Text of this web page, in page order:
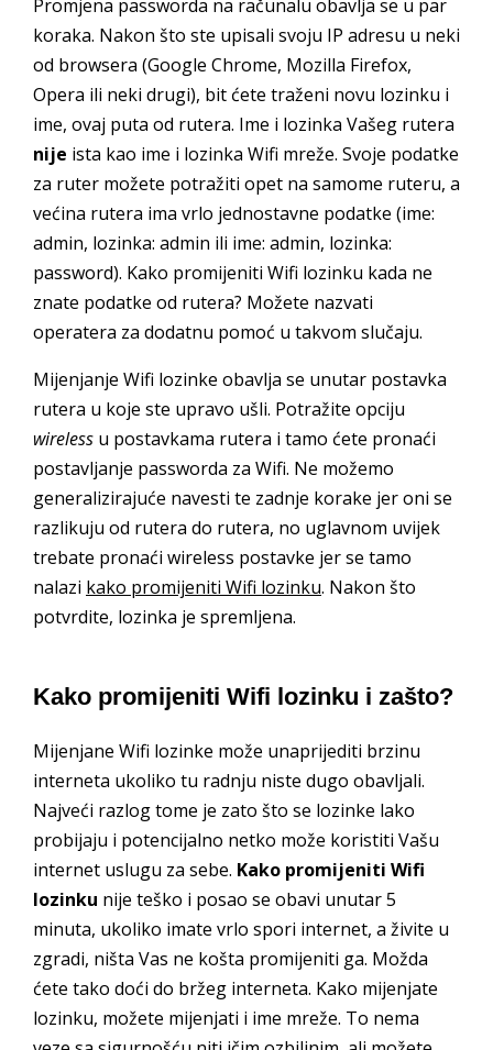
Promjena passworda na računalu obavlja se u par
koraka. Nakon što ste upisali svoju IP adresu u neki
od browsera (Google Chrome, Mozilla Firefox,
Opera ili neki drugi), bit ćete traženi novu lozinku i
ime, ovaj puta od rutera. Ime i lozinka Vašeg rutera
nije ista kao ime i lozinka Wifi mreže. Svoje podatke
za ruter možete potražiti opet na samome ruteru, a
većina rutera ima vrlo jednostavne podatke (ime:
admin, lozinka: admin ili ime: admin, lozinka:
password). Kako promijeniti Wifi lozinku kada ne
znate podatke od rutera? Možete nazvati
operatera za dodatnu pomoć u takvom slučaju.
Mijenjanje Wifi lozinke obavlja se unutar postavka
rutera u koje ste upravo ušli. Potražite opciju
wireless u postavkama rutera i tamo ćete pronaći
postavljanje passworda za Wifi. Ne možemo
generalizirajuće navesti te zadnje korake jer oni se
razlikuju od rutera do rutera, no uglavnom uvijek
trebate pronaći wireless postavke jer se tamo
nalazi kako promijeniti Wifi lozinku. Nakon što
potvrdite, lozinka je spremljena.
Kako promijeniti Wifi lozinku i zašto?
Mijenjane Wifi lozinke može unaprijediti brzinu
interneta ukoliko tu radnju niste dugo obavljali.
Najveći razlog tome je zato što se lozinke lako
probijaju i potencijalno netko može koristiti Vašu
internet uslugu za sebe. Kako promijeniti Wifi
lozinku nije teško i posao se obavi unutar 5
minuta, ukoliko imate vrlo spori internet, a živite u
zgradi, ništa Vas ne košta promijeniti ga. Možda
ćete tako doći do bržeg interneta. Kako mijenjate
lozinku, možete mijenjati i ime mreže. To nema